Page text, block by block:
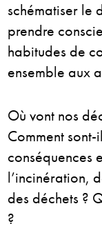
schématiser le
prendre
habitudes de
ensemble aux
Où vont nos
Comment
conséquences
l’incinération,
des déchets ?
?